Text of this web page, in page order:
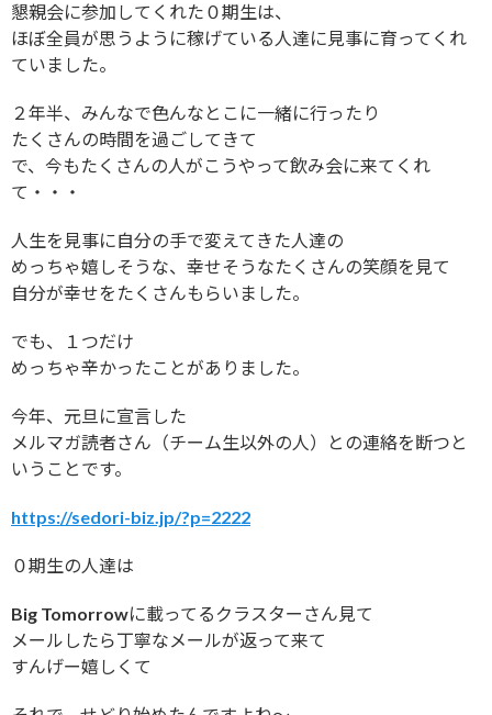
懇親会に参加してくれた０期生は、
ほぼ全員が思うように稼げている人達に見事に育ってくれ
ていました。
２年半、みんなで色んなとこに一緒に行ったり
たくさんの時間を過ごしてきて
で、今もたくさんの人がこうやって飲み会に来てくれ
て・・・
人生を見事に自分の手で変えてきた人達の
めっちゃ嬉しそうな、幸せそうなたくさんの笑顔を見て
自分が幸せをたくさんもらいました。
でも、１つだけ
めっちゃ辛かったことがありました。
今年、元旦に宣言した
メルマガ読者さん（チーム生以外の人）との連絡を断つと
いうことです。
https://sedori-biz.jp/?p=2222
０期生の人達は
Big Tomorrowに載ってるクラスターさん見て
メールしたら丁寧なメールが返って来て
すんげー嬉しくて